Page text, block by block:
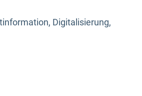
Digitalisierung,